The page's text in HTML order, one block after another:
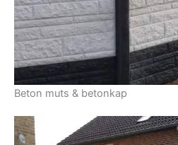
Beton muts & betonkap